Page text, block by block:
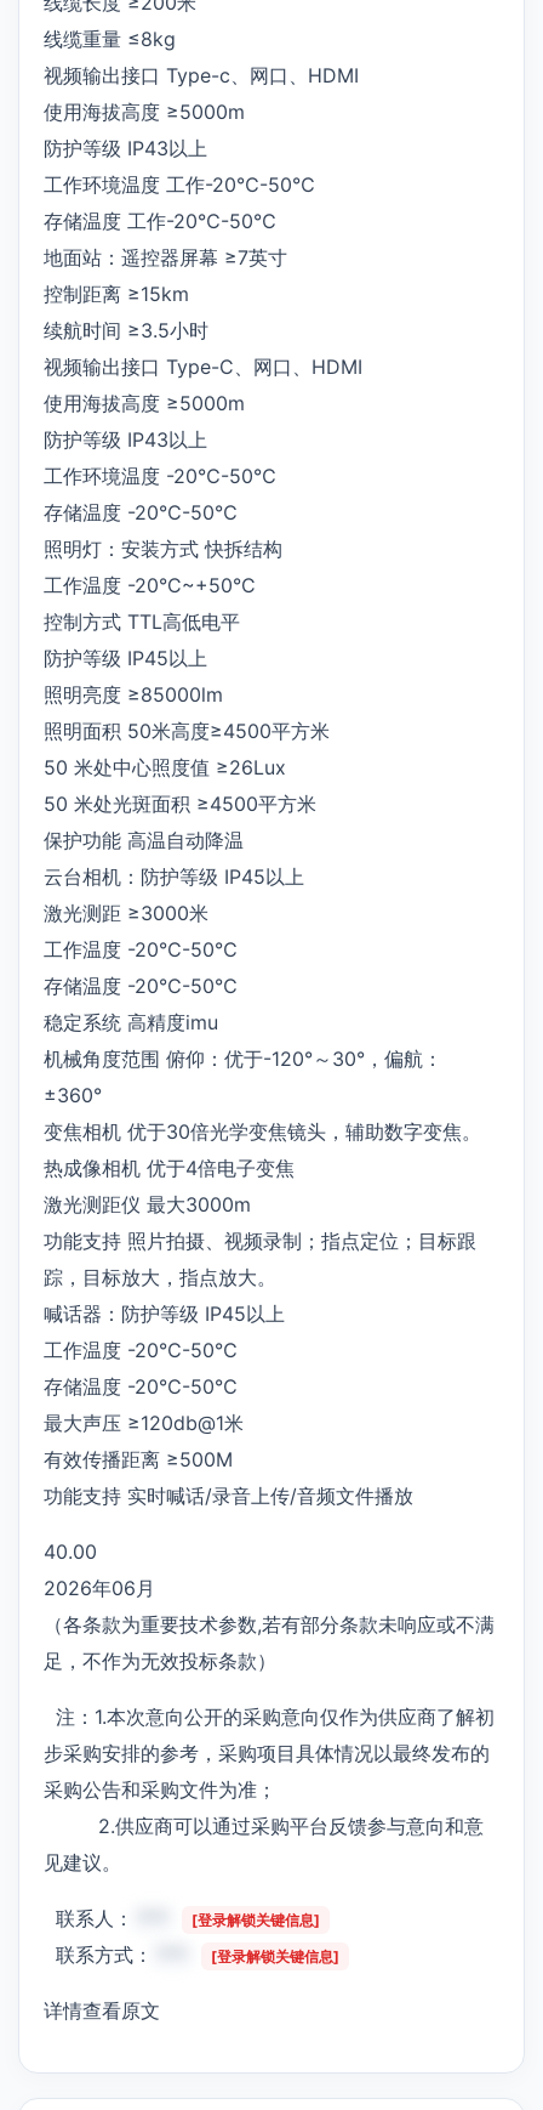
线缆重量 ≤8kg
视频输出接口 Type-c、网口、HDMI
使用海拔高度 ≥5000m
防护等级 IP43以上
工作环境温度 工作-20℃-50℃
存储温度 工作-20℃-50℃
地面站：遥控器屏幕 ≥7英寸
控制距离 ≥15km
续航时间 ≥3.5小时
视频输出接口 Type-C、网口、HDMI
使用海拔高度 ≥5000m
防护等级 IP43以上
工作环境温度 -20℃-50℃
存储温度 -20℃-50℃
照明灯：安装方式 快拆结构
工作温度 -20°C~+50°C
控制方式 TTL高低电平
防护等级 IP45以上
照明亮度 ≥85000lm
照明面积 50米高度≥4500平方米
50 米处中心照度值 ≥26Lux
50 米处光斑面积 ≥4500平方米
保护功能 高温自动降温
云台相机：防护等级 IP45以上
激光测距 ≥3000米
工作温度 -20℃-50℃
存储温度 -20℃-50℃
稳定系统 高精度imu
机械角度范围 俯仰：优于-120°～30°，偏航：
±360°
变焦相机 优于30倍光学变焦镜头，辅助数字变焦。
热成像相机 优于4倍电子变焦
激光测距仪 最大3000m
功能支持 照片拍摄、视频录制；指点定位；目标跟
踪，目标放大，指点放大。
喊话器：防护等级 IP45以上
工作温度 -20℃-50℃
存储温度 -20℃-50℃
最大声压 ≥120db@1米
有效传播距离 ≥500M
功能支持 实时喊话/录音上传/音频文件播放
40.00
2026年06月
（各条款为重要技术参数,若有部分条款未响应或不满
足，不作为无效投标条款）
注：1.本次意向公开的采购意向仅作为供应商了解初
步采购安排的参考，采购项目具体情况以最终发布的
采购公告和采购文件为准；
2.供应商可以通过采购平台反馈参与意向和意
见建议。
联系人： [登录解锁关键信息]
联系方式： [登录解锁关键信息]
详情查看原文